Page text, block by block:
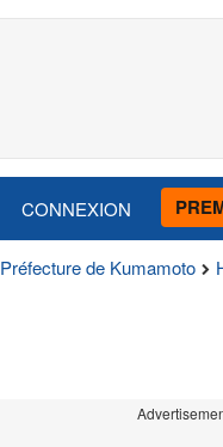
CONNEXION
Préfecture de Kumamoto